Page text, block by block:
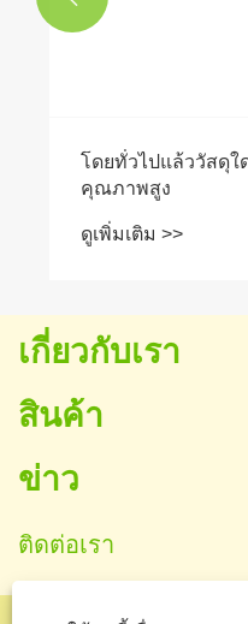
เกี่ยวกับเรา
สินค้า
ข่าว
ติดต่อเรา
ลิขสิทธิ์© 2025